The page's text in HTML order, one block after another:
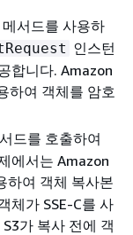
메서드를 사용하
인스턴
합니다. Amazon
하여 객체를 암호
드를 호출하여
에서는 Amazon
하여 객체 복사본
체가 SSE-C를 사
가 복사 전에 객